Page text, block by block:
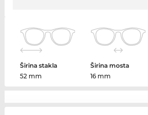
Širina stakla
52 mm
Širina mosta
16 mm